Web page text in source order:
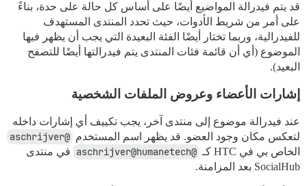
قد يتم فيدرالة المواضيع أيضًا على أساس كل حالة على حدة، بناءً
على أمر من شريط الأدوات، حيث تحدد المنتدى المستهدف
للفيدرالية، وربما تختار أيضًا الفئة البعيدة التي يجب أن يظهر فيها
الموضوع (أي أن قائمة فئات المنتدى يتم فيدرالتها أيضًا للتصفح
البعيد).
إشارات الأعضاء وعروض الملفات الشخصية
عند فيدرالة موضوع إلى منتدى آخر، يجب تكييف أي إشارات داخله
لتعكس مكان وجود العضو. قد يظهر اسم المستخدم @aschrijver
الخاص بي في HTC كـ @aschrijver@humanetech
في منتدى
SocialHub بعد المزامنة.